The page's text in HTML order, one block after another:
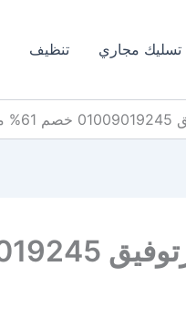
تسليك مجاري تنظيف
الالمانية